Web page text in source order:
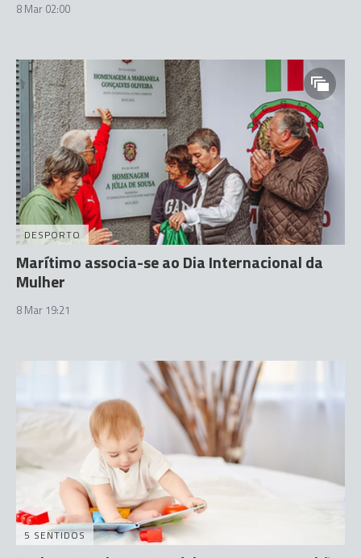
8 Mar 02:00
DESPORTO
Marítimo associa-se ao Dia Internacional da
Mulher
8 Mar 19:21
5 SENTIDOS